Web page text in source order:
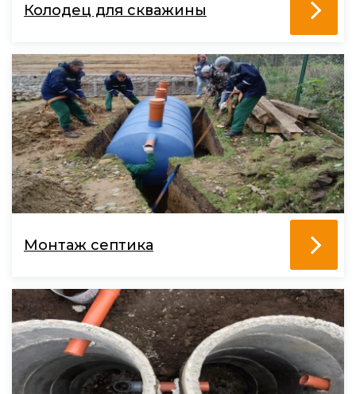
Колодец для скважины
Монтаж септика